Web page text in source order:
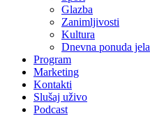
Glazba
Zanimljivosti
Kultura
Dnevna ponuda jela
Program
Marketing
Kontakti
Slušaj uživo
Podcast